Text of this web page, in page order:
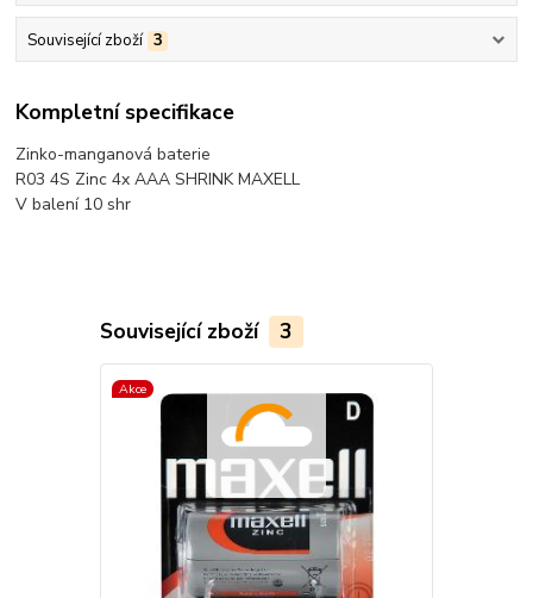
Související zboží 3
Kompletní specifikace
Zinko-manganová baterie
R03 4S Zinc 4x AAA SHRINK MAXELL
V balení 10 shr
Související zboží 3
Akce